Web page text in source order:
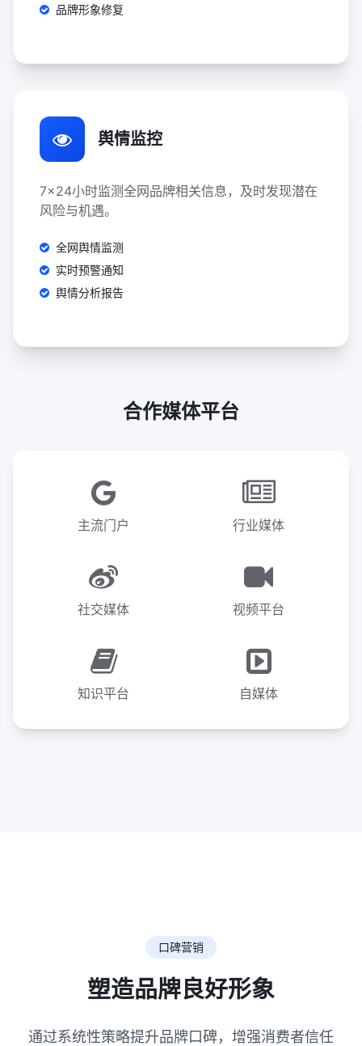
品牌形象修复
舆情监控
7x24小时监测全网品牌相关信息，及时发现潜在
风险与机遇。
全网舆情监测
实时预警通知
舆情分析报告
合作媒体平台
主流门户 行业媒体
社交媒体 视频平台
知识平台 自媒体
口碑营销
塑造品牌良好形象
通过系统性策略提升品牌口碑，增强消费者信任